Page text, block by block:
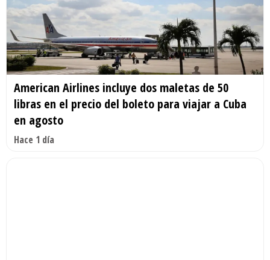
American Airlines incluye dos maletas de 50
libras en el precio del boleto para viajar a Cuba
en agosto
Hace 1 día